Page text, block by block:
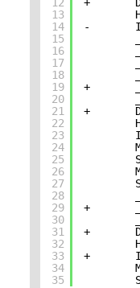
12
13
14
15
16
17
18
19
20
21
22
23
24
25
26
27
28
29
30
31
32
33
34
35
+
-
+
+
+
+
+